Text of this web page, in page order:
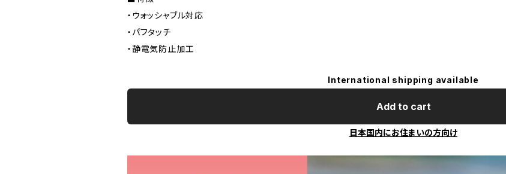
・ウォッシャブル対応
・パフタッチ
・静電気防止加工
International shipping available
Add to cart
日本国内にお住まいの方向け